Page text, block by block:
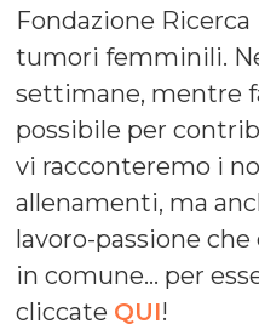
Fondazione
tumori femminili.
settimane, mentre
possibile per
vi racconteremo i
allenamenti, ma
lavoro-passione
in comune… per
cliccate QUI!